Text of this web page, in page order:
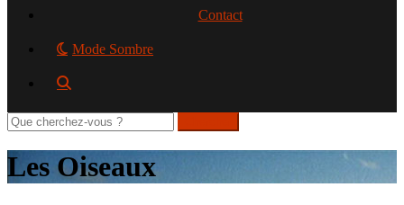
Contact
Mode Sombre
Rechercher
sur
le
site
Les Oiseaux